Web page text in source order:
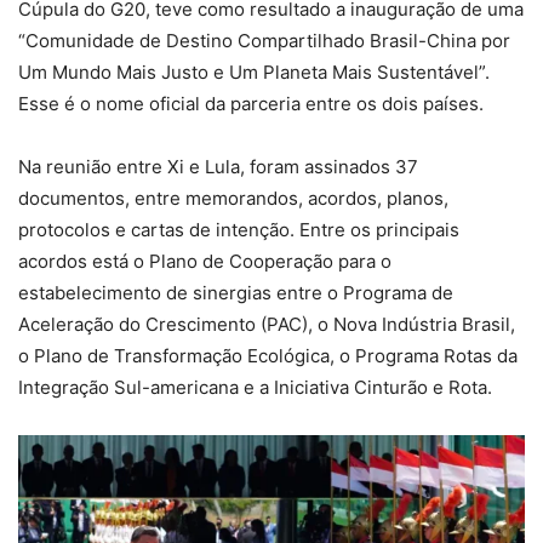
Cúpula do G20, teve como resultado a inauguração de uma
“Comunidade de Destino Compartilhado Brasil-China por
Um Mundo Mais Justo e Um Planeta Mais Sustentável”.
Esse é o nome oficial da parceria entre os dois países.
Na reunião entre Xi e Lula, foram assinados 37
documentos, entre memorandos, acordos, planos,
protocolos e cartas de intenção. Entre os principais
acordos está o Plano de Cooperação para o
estabelecimento de sinergias entre o Programa de
Aceleração do Crescimento (PAC), o Nova Indústria Brasil,
o Plano de Transformação Ecológica, o Programa Rotas da
Integração Sul-americana e a Iniciativa Cinturão e Rota.